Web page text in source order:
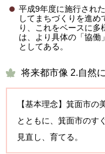
平成9年度に施行され
してまちづくりを進
り、これをベースに
は、より具体の「協働
としてある。
将来都市像 2.自然
【基本理念】箕面市
とともに、箕面市のす
見直し、育てる。